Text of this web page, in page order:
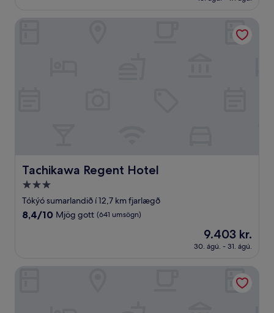
umsagnir)
5.926 kr.
Tachikawa Regent Hotel
Tachikawa Regent Hotel
3.0
stjörnu
gististaður
Tókýó sumarlandið í 12,7 km fjarlægð
8.4
(641
8,4/10 Mjög gott (641 umsögn)
Verðið
er
9.403 kr.
9.403 kr.
30. ágú. - 31. ágú.